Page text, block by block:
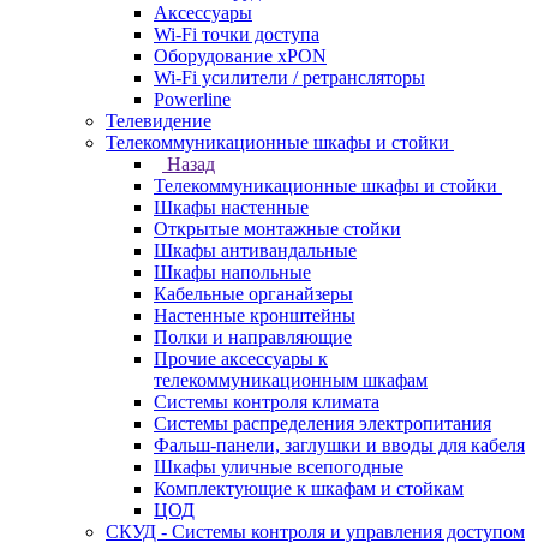
Аксессуары
Wi-Fi точки доступа
Оборудование хPON
Wi-Fi усилители / ретрансляторы
Powerline
Телевидение
Телекоммуникационные шкафы и стойки
Назад
Телекоммуникационные шкафы и стойки
Шкафы настенные
Открытые монтажные стойки
Шкафы антивандальные
Шкафы напольные
Кабельные органайзеры
Настенные кронштейны
Полки и направляющие
Прочие аксессуары к
телекоммуникационным шкафам
Системы контроля климата
Системы распределения электропитания
Фальш-панели, заглушки и вводы для кабеля
Шкафы уличные всепогодные
Комплектующие к шкафам и стойкам
ЦОД
СКУД - Системы контроля и управления доступом